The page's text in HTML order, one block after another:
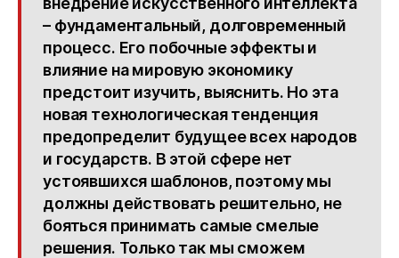
– фундаментальный, долговременный
процесс. Его побочные эффекты и
влияние на мировую экономику
предстоит изучить, выяснить. Но эта
новая технологическая тенденция
предопределит будущее всех народов
и государств. В этой сфере нет
устоявшихся шаблонов, поэтому мы
должны действовать решительно, не
бояться принимать самые смелые
решения. Только так мы сможем